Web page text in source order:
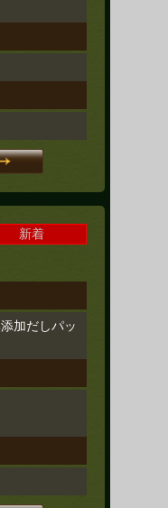
新着
加だしパッ